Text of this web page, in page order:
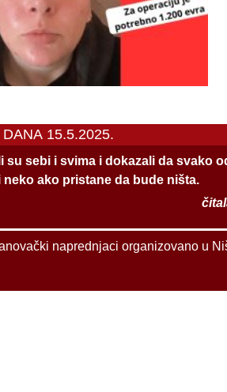
15.5.2025.
su sebi i svima i dokazali da svako
neko ako pristane da bude ništa.
naprednjaci organizovano u